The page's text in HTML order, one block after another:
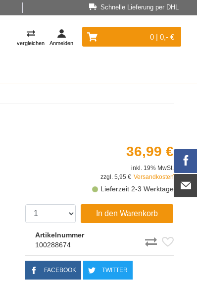
Schnelle Lieferung per DHL
vergleichen Anmelden
0 | 0,- €
36,99 €
inkl. 19% MwSt.
zzgl. 5,95 € Versandkosten
Lieferzeit 2-3 Werktage
In den Warenkorb
Artikelnummer
100288674
FACEBOOK TWITTER